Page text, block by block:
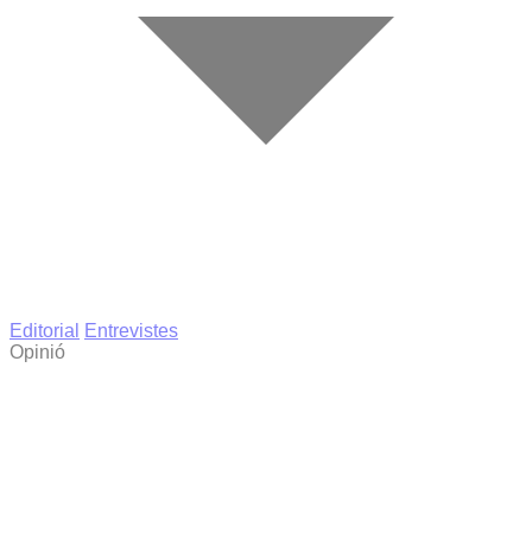
Editorial
Entrevistes
Opinió